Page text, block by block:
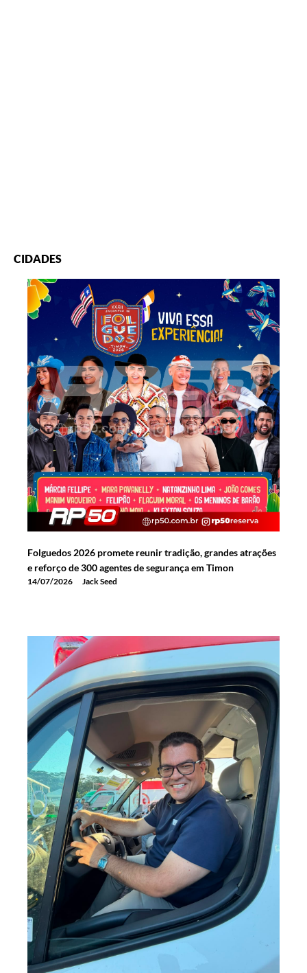
CIDADES
Folguedos 2026 promete reunir tradição, grandes atrações
e reforço de 300 agentes de segurança em Timon
14/07/2026 Jack Seed